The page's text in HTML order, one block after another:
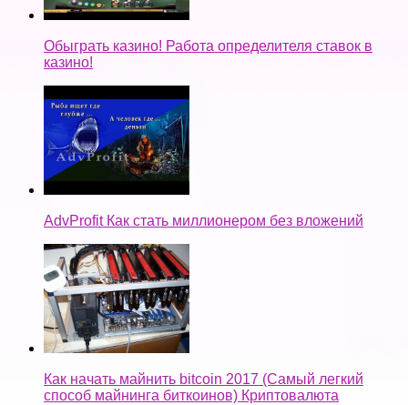
Обыграть казино! Работа определителя ставок в
казино!
AdvProfit Как стать миллионером без вложений
Как начать майнить bitcoin 2017 (Самый легкий
способ майнинга биткоинов) Криптовалюта